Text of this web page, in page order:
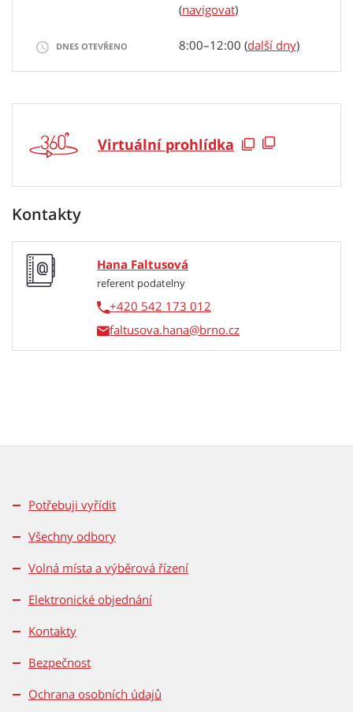
(navigovat)
DNES OTEVŘENO 8:00–12:00 (další dny)
Virtuální prohlídka
Kontakty
Hana Faltusová
referent podatelny
+420 542 173 012
faltusova.hana
Potřebuji vyřídit
Všechny odbory
Volná místa a výběrová řízení
Elektronické objednání
Kontakty
Bezpečnost
Ochrana osobních údajů